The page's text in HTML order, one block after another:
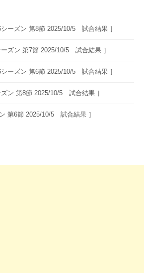
ーズン 第8節 2025/10/5 試合結果 ］
ズン 第7節 2025/10/5 試合結果 ］
ーズン 第6節 2025/10/5 試合結果 ］
ン 第8節 2025/10/5 試合結果 ］
第6節 2025/10/5 試合結果 ］